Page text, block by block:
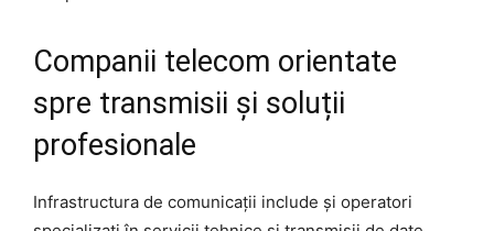
Companii telecom orientate
spre transmisii și soluții
profesionale
Infrastructura de comunicații include și operatori